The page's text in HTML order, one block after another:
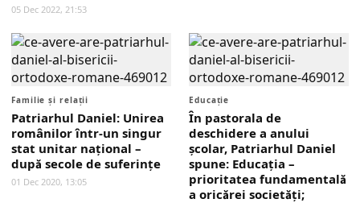
05 Dec 2022, 21:53
Familie și relații
Patriarhul Daniel: Unirea
românilor într-un singur
stat unitar naţional –
după secole de suferinţe
01 Dec 2020, 13:05
Educaţie
În pastorala de
deschidere a anului
şcolar, Patriarhul Daniel
spune: Educaţia –
prioritatea fundamentală
a oricărei societăţi;